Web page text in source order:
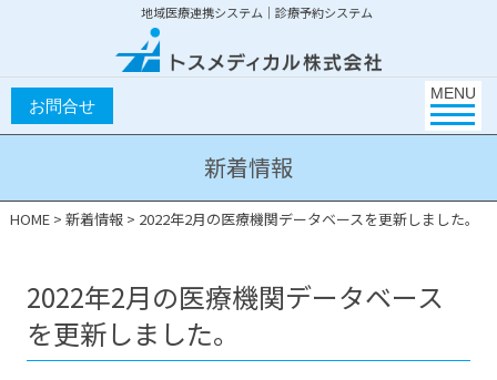
地域医療連携システム｜診療予約システム
Toggle
MENU
新着情報
HOME > 新着情報> 2022年2月の医療機関データベースを更新しました。
2022年2月の医療機関データベース
を更新しました。